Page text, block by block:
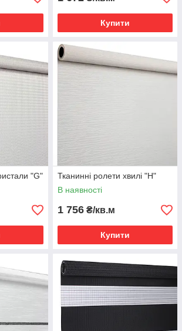
Купити
"G"
Тканинні ролети хвилі "H"
В наявності
1 756 ₴/кв.м
Купити